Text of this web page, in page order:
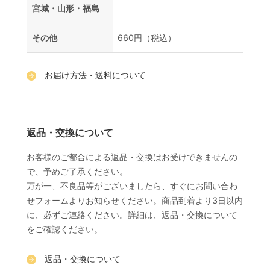
宮城・山形・福島
その他 660円（税込）
お届け方法・送料について
返品・交換について
お客様のご都合による返品・交換はお受けできませんの
で、予めご了承ください。
万が一、不良品等がございましたら、すぐにお問い合わ
せフォームよりお知らせください。商品到着より3日以内
に、必ずご連絡ください。詳細は、返品・交換について
をご確認ください。
返品・交換について